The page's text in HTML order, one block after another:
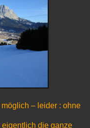
– leider : ohne
die ganze